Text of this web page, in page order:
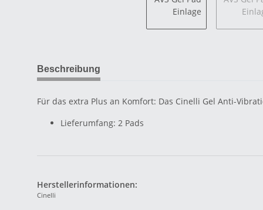
Beschreibung
Für das extra Plus an Komfort: Das Cinelli Gel Anti-
Lieferumfang: 2 Pads
Herstellerinformationen:
Cinelli